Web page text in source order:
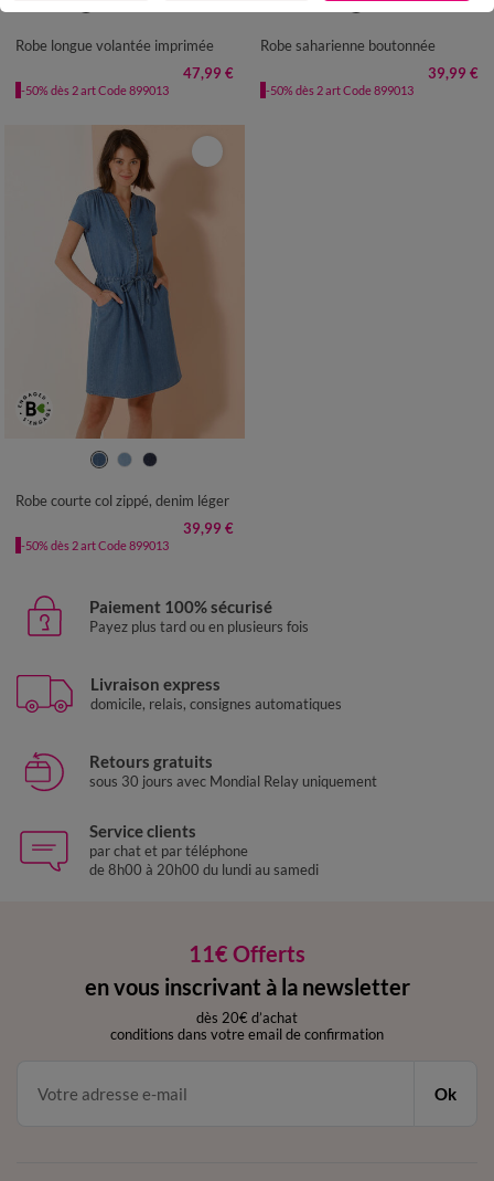
Robe longue volantée imprimée
47,99 €
-50% dès 2 art Code 899013
42 44 46 48 50
Robe saharienne boutonnée
39,99 €
-50% dès 2 art Code 899013
40 42 44
Robe courte col zippé, denim léger
39,99 €
-50% dès 2 art Code 899013
Paiement 100% sécurisé
Payez plus tard ou en plusieurs fois
Livraison express
domicile, relais, consignes automatiques
Retours gratuits
sous 30 jours avec Mondial Relay uniquement
Service clients
par chat et par téléphone
de 8h00 à 20h00 du lundi au samedi
11€ Offerts
en vous inscrivant à la newsletter
dès 20€ d’achat
conditions dans votre email de confirmation
Ok